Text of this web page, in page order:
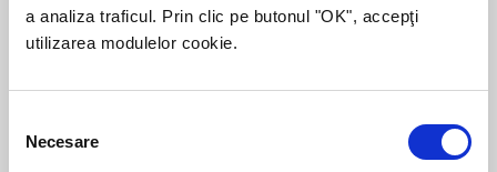
a analiza traficul. Prin clic pe butonul "OK", accepţi
utilizarea modulelor cookie.
Selection
Necesare
Evaluarea proiectelor se realizează lunar
pentru proiectele ce au un punctaj estimat
lunar menționat în anunțul licitației anuale
de proiecte. Pentru această submăsură,
pragul minim este de 25 de puncte și